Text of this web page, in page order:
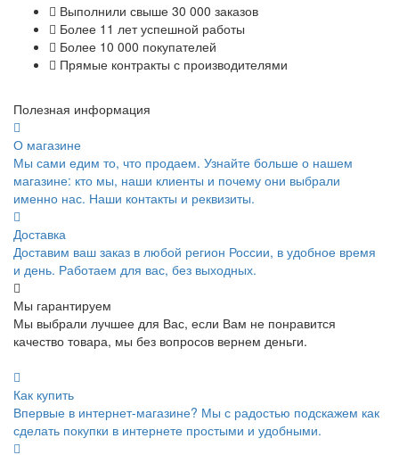
Выполнили свыше 30 000 заказов
Более 11 лет успешной работы
Более 10 000 покупателей
Прямые контракты с производителями
Полезная информация
О магазине
Мы сами едим то, что продаем. Узнайте больше о нашем
магазине: кто мы, наши клиенты и почему они выбрали
именно нас. Наши контакты и реквизиты.
Доставка
Доставим ваш заказ в любой регион России, в удобное время
и день. Работаем для вас, без выходных.
Мы гарантируем
Мы выбрали лучшее для Вас, если Вам не понравится
качество товара, мы без вопросов вернем деньги.
Как купить
Впервые в интернет-магазине? Мы с радостью подскажем как
сделать покупки в интернете простыми и удобными.